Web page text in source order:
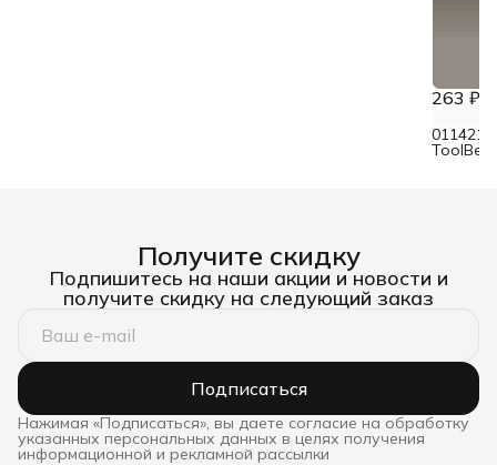
263 ₽
Получите скидку
Подпишитесь на наши акции и новости и
получите скидку на следующий заказ
Подписаться
Нажимая «Подписаться», вы даете согласие на обработку
указанных персональных данных в целях получения
информационной и рекламной рассылки